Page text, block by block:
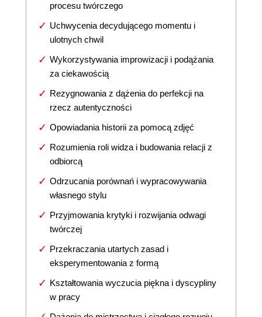
procesu twórczego
Uchwycenia decydującego momentu i
ulotnych chwil
Wykorzystywania improwizacji i podążania
za ciekawością
Rezygnowania z dążenia do perfekcji na
rzecz autentyczności
Opowiadania historii za pomocą zdjęć
Rozumienia roli widza i budowania relacji z
odbiorcą
Odrzucania porównań i wypracowywania
własnego stylu
Przyjmowania krytyki i rozwijania odwagi
twórczej
Przekraczania utartych zasad i
eksperymentowania z formą
Kształtowania wyczucia piękna i dyscypliny
w pracy